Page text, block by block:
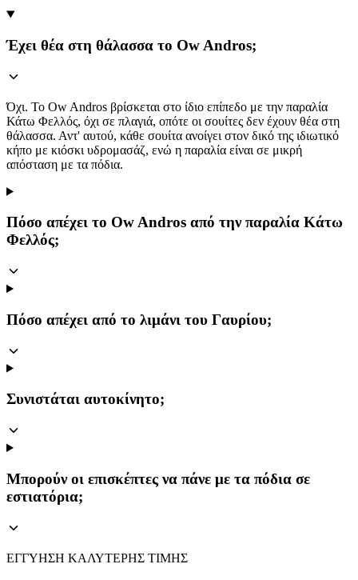
Έχει θέα στη θάλασσα το Ow Andros;
Όχι. Το Ow Andros βρίσκεται στο ίδιο επίπεδο με την παραλία
Κάτω Φελλός, όχι σε πλαγιά, οπότε οι σουίτες δεν έχουν θέα στη
θάλασσα. Αντ' αυτού, κάθε σουίτα ανοίγει στον δικό της ιδιωτικό
κήπο με κιόσκι υδρομασάζ, ενώ η παραλία είναι σε μικρή
απόσταση με τα πόδια.
Πόσο απέχει το Ow Andros από την παραλία Κάτω
Φελλός;
Πόσο απέχει από το λιμάνι του Γαυρίου;
Συνιστάται αυτοκίνητο;
Μπορούν οι επισκέπτες να πάνε με τα πόδια σε
εστιατόρια;
ΕΓΓΥΗΣΗ ΚΑΛΥΤΕΡΗΣ ΤΙΜΗΣ